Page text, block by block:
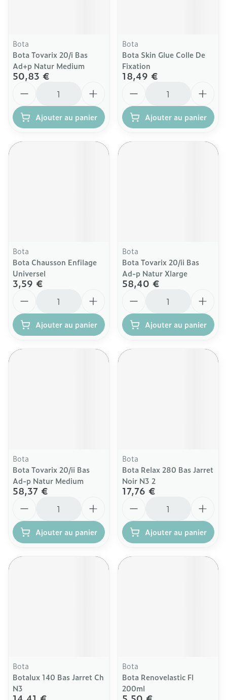
Bota
Bota Tovarix 20/i Bas
Ad+p Natur Medium
50,83 €
Ajouter au panier
Bota
Bota Skin Glue Colle De
Fixation
18,49 €
Ajouter au panier
Bota
Bota Chausson Enfilage
Universel
3,59 €
Ajouter au panier
Bota
Bota Tovarix 20/ii Bas
Ad-p Natur Xlarge
58,40 €
Ajouter au panier
Bota
Bota Tovarix 20/ii Bas
Ad-p Natur Medium
58,37 €
Ajouter au panier
Bota
Bota Relax 280 Bas Jarret
Noir N3 2
17,76 €
Ajouter au panier
Bota
Botalux 140 Bas Jarret Ch
N3
Bota
Bota Renovelastic Fl
200ml